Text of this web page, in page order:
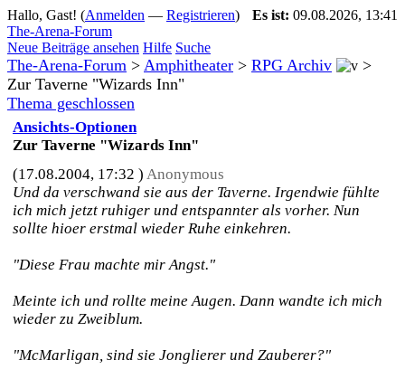
Es ist: 09.08.2026, 13:41
Hallo, Gast! (Anmelden — Registrieren)
The-Arena-Forum
Neue Beiträge ansehen Hilfe Suche
The-Arena-Forum > Amphitheater > RPG Archiv
>
Zur Taverne "Wizards Inn"
Thema geschlossen
Ansichts-Optionen
Zur Taverne "Wizards Inn"
(17.08.2004, 17:32 ) Anonymous
Und da verschwand sie aus der Taverne. Irgendwie fühlte
ich mich jetzt ruhiger und entspannter als vorher. Nun
sollte hioer erstmal wieder Ruhe einkehren.
"Diese Frau machte mir Angst."
Meinte ich und rollte meine Augen. Dann wandte ich mich
wieder zu Zweiblum.
"McMarligan, sind sie Jonglierer und Zauberer?"